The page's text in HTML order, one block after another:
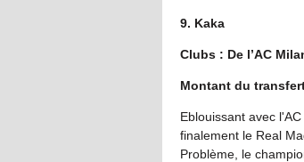
9. Kaka
Clubs : De l’AC
Montant du
Eblouissant avec
finalement le Real
Problème, le